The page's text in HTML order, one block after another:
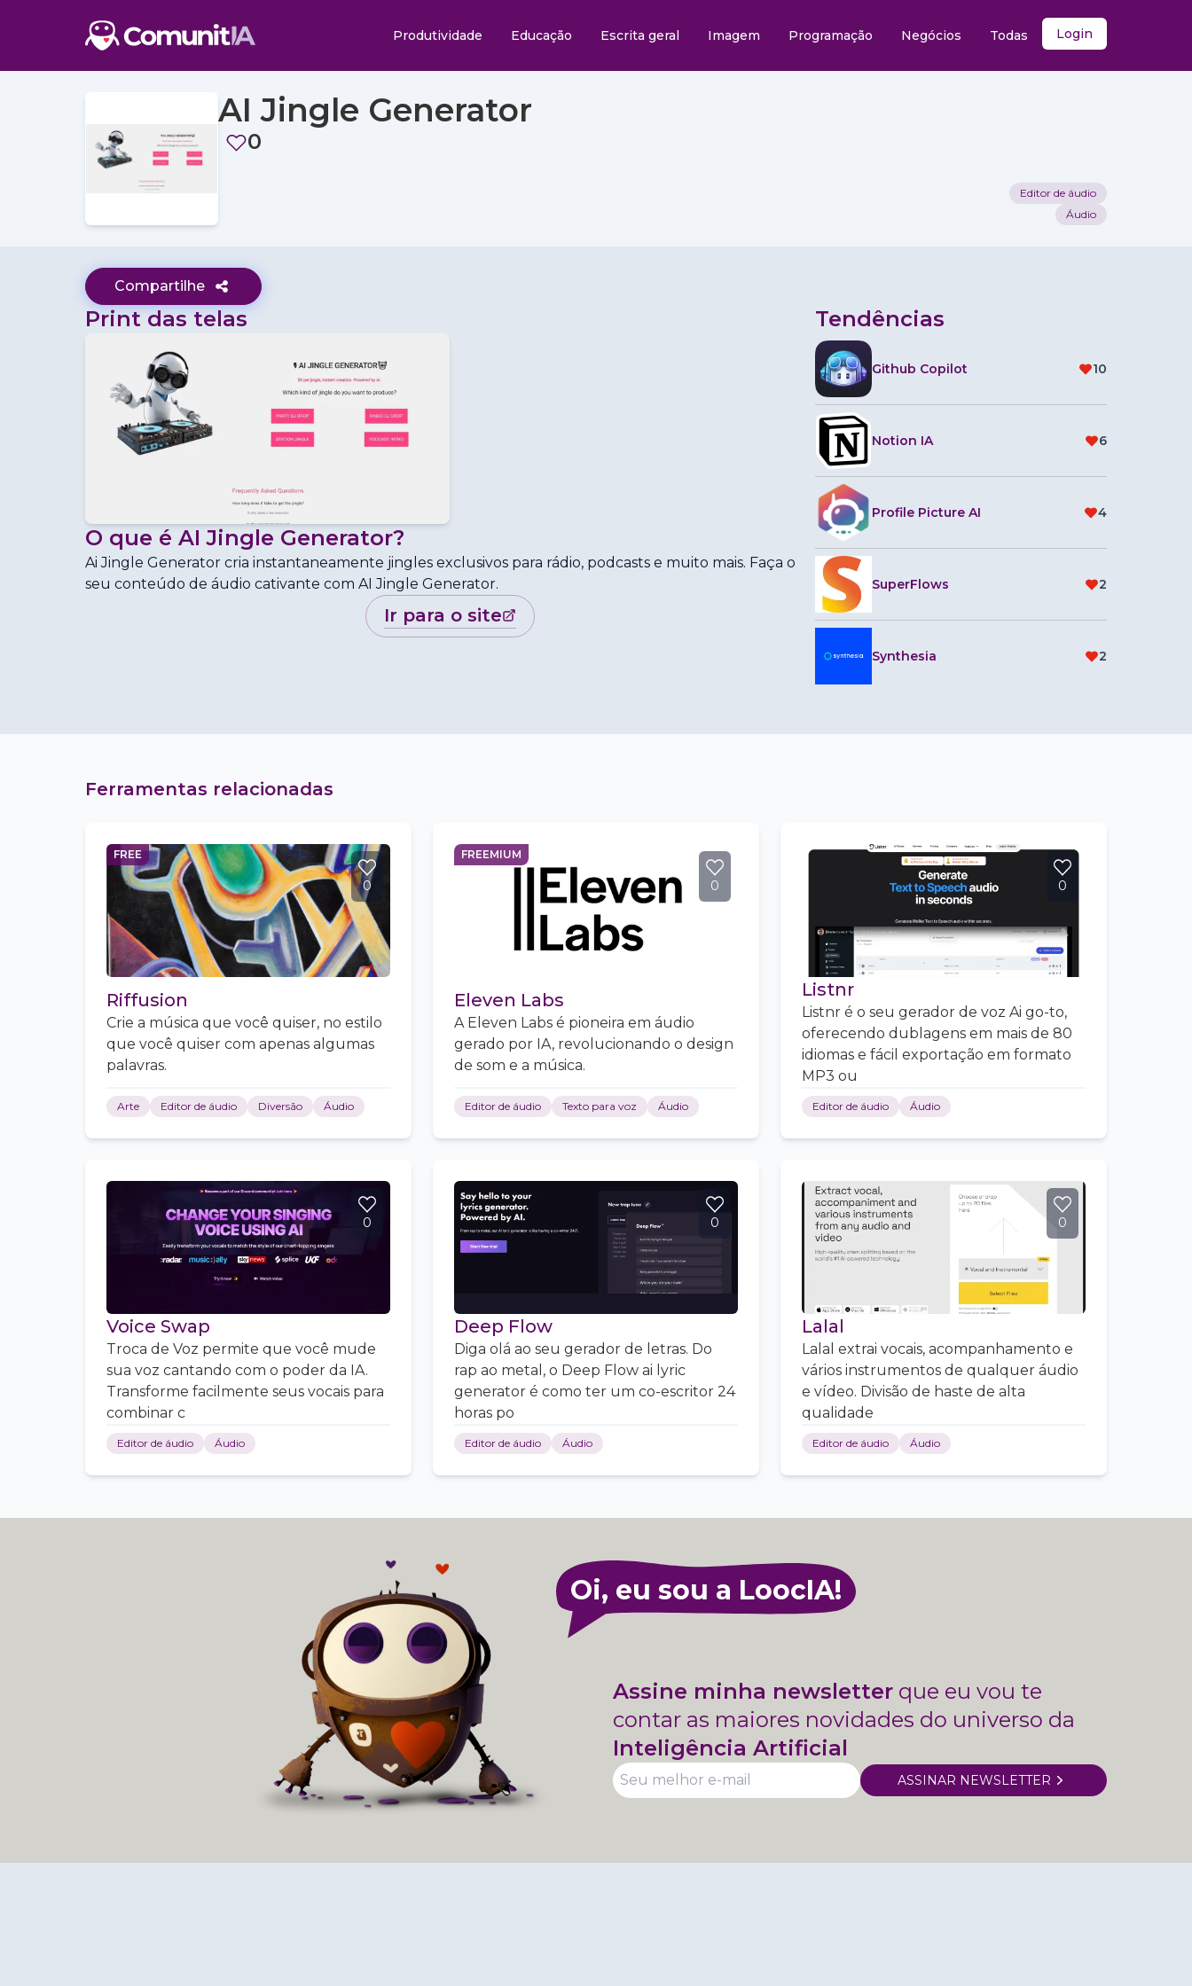
Produtividade Educação Escrita geral Imagem Programação Negócios Todas Login
AI Jingle Generator
0
Editor de áudio
Áudio
Compartilhe
Print das telas
O que é AI Jingle Generator?
Ai Jingle Generator cria instantaneamente jingles exclusivos para rádio, podcasts e muito mais. Faça o
seu conteúdo de áudio cativante com AI Jingle Generator.
ir para o site
Tendências
Github Copilot 10
Notion IA 6
Profile Picture AI 4
SuperFlows 2
Synthesia 2
Ferramentas relacionadas
FREE
0
Riffusion
Crie a música que você quiser, no estilo
que você quiser com apenas algumas
palavras.
Arte Editor de áudio Diversão Áudio
FREEMIUM
0
Eleven Labs
A Eleven Labs é pioneira em áudio
gerado por IA, revolucionando o design
de som e a música.
Editor de áudio Texto para voz Áudio
0
Listnr
Listnr é o seu gerador de voz Ai go-to,
oferecendo dublagens em mais de 80
idiomas e fácil exportação em formato
MP3 ou
Editor de áudio Áudio
0
Voice Swap
Troca de Voz permite que você mude
sua voz cantando com o poder da IA.
Transforme facilmente seus vocais para
combinar c
Editor de áudio Áudio
0
Deep Flow
Diga olá ao seu gerador de letras. Do
rap ao metal, o Deep Flow ai lyric
generator é como ter um co-escritor 24
horas po
Editor de áudio Áudio
0
Lalal
Lalal extrai vocais, acompanhamento e
vários instrumentos de qualquer áudio
e vídeo. Divisão de haste de alta
qualidade
Editor de áudio Áudio
Oi, eu sou a LoocIA!
Assine minha newsletter que eu vou te
contar as maiores novidades do universo da
Inteligência Artificial
ASSINAR NEWSLETTER